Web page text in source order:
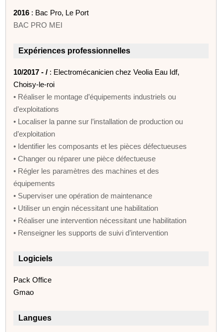
2016 : Bac Pro, Le Port
BAC PRO MEI
Expériences professionnelles
10/2017 - / : Electromécanicien chez Veolia Eau Idf,
Choisy-le-roi
• Réaliser le montage d’équipements industriels ou
d’exploitations
• Localiser la panne sur l’installation de production ou
d’exploitation
• Identifier les composants et les pièces défectueuses
• Changer ou réparer une pièce défectueuse
• Régler les paramètres des machines et des
équipements
• Superviser une opération de maintenance
• Utiliser un engin nécessitant une habilitation
• Réaliser une intervention nécessitant une habilitation
• Renseigner les supports de suivi d’intervention
Logiciels
Pack Office
Gmao
Langues